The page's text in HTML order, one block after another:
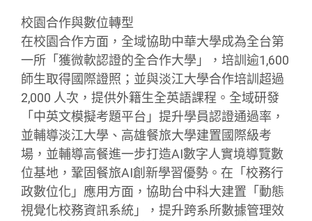
校園合作與數位轉型
在校園合作方面，全域協助中華大學成為全台第
一所「獲微軟認證的全合作大學」，培訓逾1,600
師生取得國際證照；並與淡江大學合作培訓超過
2,000 人次，提供外籍生全英語課程。全域研發
「中英文模擬考題平台」提升學員認證通過率，
並輔導淡江大學、高雄餐旅大學建置國際級考
場，並輔導高餐進一步打造AI數字人實境導覽數
位基地，鞏固餐旅AI創新學習優勢。在「校務行
政數位化」應用方面，協助台中科大建置「動態
視覺化校務資訊系統」，提升跨系所數據管理效